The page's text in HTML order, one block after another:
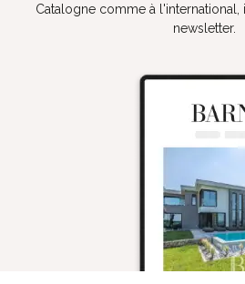
Catalogne comme à
newsletter.